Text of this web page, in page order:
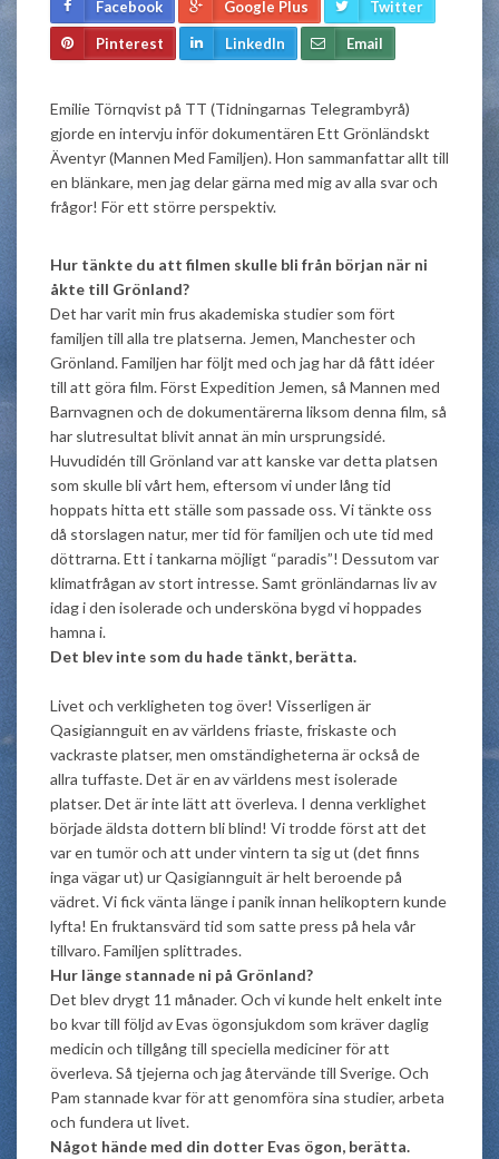
Facebook Google Plus Twitter
Pinterest LinkedIn Email
Emilie Törnqvist på TT (Tidningarnas Telegrambyrå)
gjorde en intervju inför dokumentären Ett Grönländskt
Äventyr (Mannen Med Familjen). Hon sammanfattar allt till
en blänkare, men jag delar gärna med mig av alla svar och
frågor! För ett större perspektiv.
Hur tänkte du att filmen skulle bli från början när ni
åkte till Grönland?
Det har varit min frus akademiska studier som fört
familjen till alla tre platserna. Jemen, Manchester och
Grönland. Familjen har följt med och jag har då fått idéer
till att göra film. Först Expedition Jemen, så Mannen med
Barnvagnen och de dokumentärerna liksom denna film, så
har slutresultat blivit annat än min ursprungsidé.
Huvudidén till Grönland var att kanske var detta platsen
som skulle bli vårt hem, eftersom vi under lång tid
hoppats hitta ett ställe som passade oss. Vi tänkte oss
då storslagen natur, mer tid för familjen och ute tid med
döttrarna. Ett i tankarna möjligt “paradis”! Dessutom var
klimatfrågan av stort intresse. Samt grönländarnas liv av
idag i den isolerade och undersköna bygd vi hoppades
hamna i.
Det blev inte som du hade tänkt, berätta.
Livet och verkligheten tog över! Visserligen är
Qasigiannguit en av världens friaste, friskaste och
vackraste platser, men omständigheterna är också de
allra tuffaste. Det är en av världens mest isolerade
platser. Det är inte lätt att överleva. I denna verklighet
började äldsta dottern bli blind! Vi trodde först att det
var en tumör och att under vintern ta sig ut (det finns
inga vägar ut) ur Qasigiannguit är helt beroende på
vädret. Vi fick vänta länge i panik innan helikoptern kunde
lyfta! En fruktansvärd tid som satte press på hela vår
tillvaro. Familjen splittrades.
Hur länge stannade ni på Grönland?
Det blev drygt 11 månader. Och vi kunde helt enkelt inte
bo kvar till följd av Evas ögonsjukdom som kräver daglig
medicin och tillgång till speciella mediciner för att
överleva. Så tjejerna och jag återvände till Sverige. Och
Pam stannade kvar för att genomföra sina studier, arbeta
och fundera ut livet.
Något hände med din dotter Evas ögon, berätta.